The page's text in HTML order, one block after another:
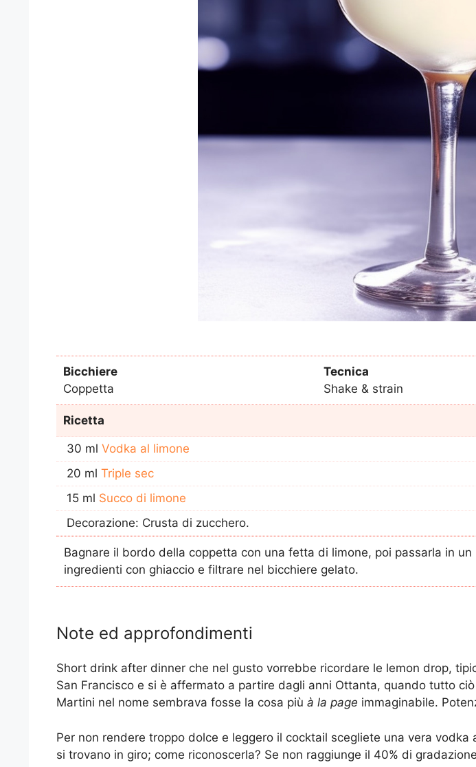
Bicchiere
Coppetta
Tecnica
Shake & strain
Ricetta
30 ml Vodka al limone
20 ml Triple sec
15 ml Succo di limone
Decorazione: Crusta di zucchero.
Bagnare il bordo della coppetta con una fetta di limone, poi passarla in
ingredienti con ghiaccio e filtrare nel bicchiere gelato.
Note ed approfondimenti
Short drink after dinner che nel gusto vorrebbe ricordare le lemon drop,
San Francisco e si è affermato a partire dagli anni Ottanta, quando tutto
Martini nel nome sembrava fosse la cosa più à la page immaginabile.
Per non rendere troppo dolce e leggero il cocktail scegliete una vera
si trovano in giro; come riconoscerla? Se non raggiunge il 40% di